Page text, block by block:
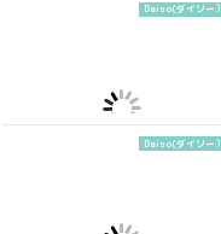
Daiso(ダイソー）
Daiso(ダイソー）